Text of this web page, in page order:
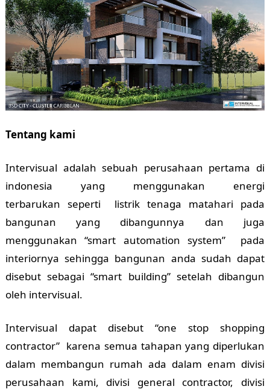
Tentang kami
Intervisual adalah sebuah perusahaan pertama di
indonesia yang menggunakan energi
terbarukan seperti listrik tenaga matahari pada
bangunan yang dibangunnya dan juga
menggunakan “smart automation system” pada
interiornya sehingga bangunan anda sudah dapat
disebut sebagai “smart building” setelah dibangun
oleh intervisual.
Intervisual dapat disebut “one stop shopping
contractor” karena semua tahapan yang diperlukan
dalam membangun rumah ada dalam enam divisi
perusahaan kami, divisi general contractor, divisi